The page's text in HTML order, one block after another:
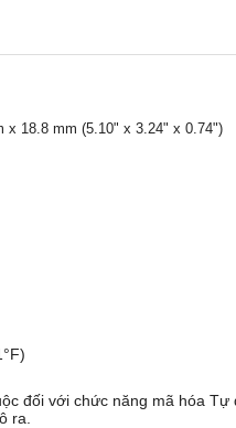
18.8 mm (5.10" x 3.24" x 0.74")
đối với chức năng mã hóa
ra.